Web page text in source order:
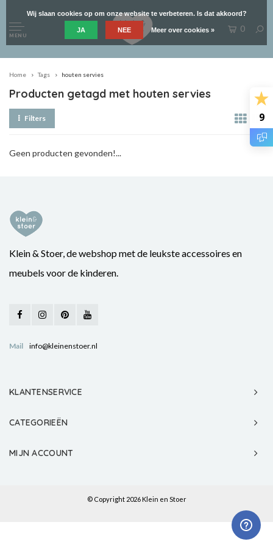
9
MENU
0
Home Tags houten servies
Producten getagd met houten servies
Filters
Geen producten gevonden!...
Klein & Stoer, de webshop met de leukste accessoires en
meubels voor de kinderen.
Mail info@kleinenstoer.nl
KLANTENSERVICE
CATEGORIEËN
MIJN ACCOUNT
© Copyright 2026 Klein en Stoer
Wij slaan cookies op om onze website te verbeteren. Is dat akkoord?
JA NEE Meer over cookies »